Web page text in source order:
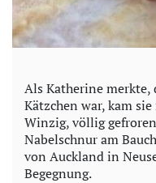
Als Katherine merkte,
Kätzchen war, kam
Winzig, völlig
Nabelschnur am
von Auckland in
Begegnung.